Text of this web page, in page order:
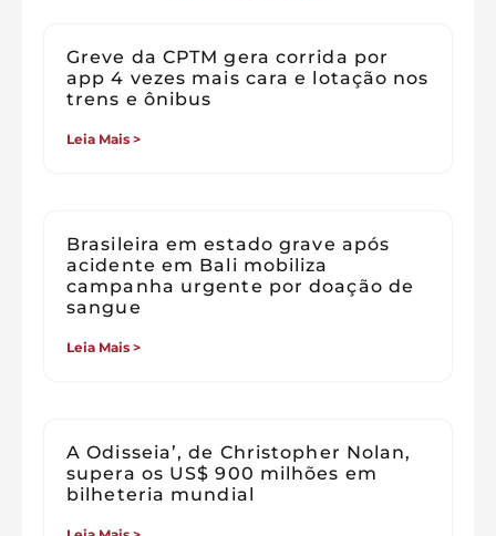
Greve da CPTM gera corrida por
app 4 vezes mais cara e lotação nos
trens e ônibus
Leia Mais >
Brasileira em estado grave após
acidente em Bali mobiliza
campanha urgente por doação de
sangue
Leia Mais >
A Odisseia’, de Christopher Nolan,
supera os US$ 900 milhões em
bilheteria mundial